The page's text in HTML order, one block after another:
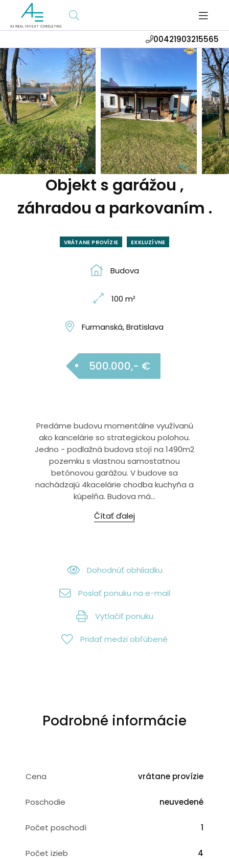
00421903215565
Objekt s garážou ,
záhradou a parkovaním .
VRÁTANE PROVÍZIE EXKLUZÍVNE
Budova
100 m²
Furmanská, Bratislava
500.000,- €
Predáme budovu momentálne využívanú
ako kancelárie so strategickou polohou.
Jedno - podlažná budova stojí na 1490m2
pozemku s vlastnou samostatnou
betónovou garážou. V budove sa
nachádzajú 4kacelárie chodba kuchyňa a
kúpelňa. Budova má...
Čítať ďalej
Dohodnúť obhliadku
Poslať ponuku na e-mail
Vytlačiť ponuku
Pridať medzi obľúbené
Podrobné informácie
Cena vrátane provízie
Poschodie neuvedené
Počet poschodí 1
Počet izieb 4